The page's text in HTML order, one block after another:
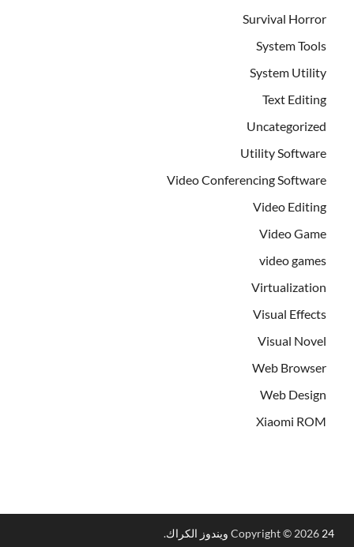
Survival Horror
System Tools
System Utility
Text Editing
Uncategorized
Utility Software
Video Conferencing Software
Video Editing
Video Game
video games
Virtualization
Visual Effects
Visual Novel
Web Browser
Web Design
Xiaomi ROM
Copyright © 2026 24 ويندوز الكراك .